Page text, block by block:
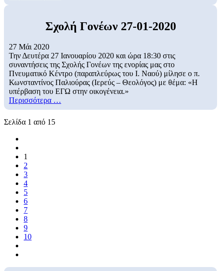
Σχολή Γονέων 27-01-2020
27 Μάι 2020
Την Δευτέρα 27 Ιανουαρίου 2020 και ώρα 18:30 στις
συναντήσεις της Σχολής Γονέων της ενορίας μας στο
Πνευματικό Κέντρο (παραπλεύρως του Ι. Ναού) μίλησε ο π.
Κωνσταντίνος Παλιούρας (Ιερεύς – Θεολόγος) με θέμα: «Η
υπέρβαση του ΕΓΩ στην οικογένεια.»
Περισσότερα …
Σελίδα 1 από 15
1
2
3
4
5
6
7
8
9
10